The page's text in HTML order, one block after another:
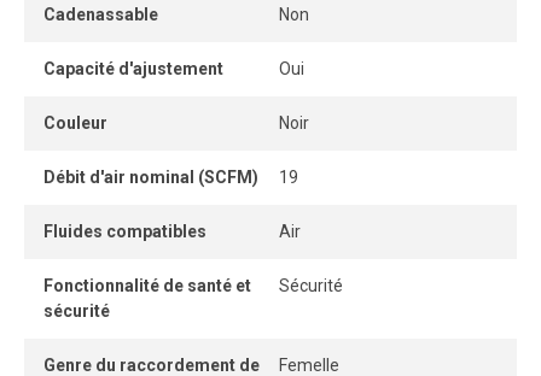
plage souhaitée pour assurer un fonctionnement constant
la haute pression provenant du compresseur à un niveau
en aval, diminue la consommation d’air et améliore
Cadenassable Non
Capacité d'ajustement Oui
Couleur Noir
Débit d'air nominal (SCFM) 19
Fluides compatibles Air
Fonctionnalité de santé et
sécurité
Sécurité
Genre du raccordement de
Femelle